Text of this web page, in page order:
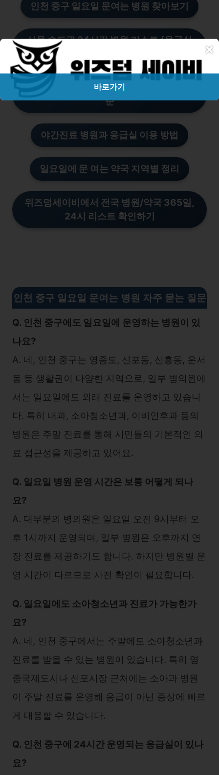
인천 중구 일요일 문여는 병원 찾아보기
서울 수도권 24시간 병원 리스트 (응급실
24시간 병원과 응급실의 차이점과 선택 기
준
야간진료 병원과 응급실 이용 방법
일요일에 문 여는 약국 지역별 정리
위즈덤세이비에서 전국 병원/약국 365일,
24시 리스트 확인하기
인천 중구 일요일 문여는 병원 자주 묻는 질문
Q. 인천 중구에도 일요일에 운영하는 병원이 있
나요?
A. 네, 인천 중구는 영종도, 신포동, 신흥동, 운서
동 등 생활권이 다양한 지역으로, 일부 병의원에
서는 일요일에도 외래 진료를 운영하고 있습니
다. 특히 내과, 소아청소년과, 이비인후과 등의
병원은 주말 진료를 통해 시민들의 기본적인 의
료 접근성을 제공하고 있어요.
Q. 일요일 병원 운영 시간은 보통 어떻게 되나
요?
A. 대부분의 병의원은 일요일 오전 9시부터 오
후 1시까지 운영되며, 일부 병원은 오후까지 연
장 진료를 제공하기도 합니다. 하지만 병원별 운
영 시간이 다르므로 사전 확인이 필요합니다.
Q. 일요일에도 소아청소년과 진료가 가능한가
요?
A. 네, 인천 중구에서는 주말에도 소아청소년과
진료를 받을 수 있는 병원이 있습니다. 특히 영
종국제도시나 신포시장 근처에는 소아과 병원
이 주말 진료를 운영해 응급이 아닌 증상에 빠르
게 대응할 수 있습니다.
Q. 인천 중구에 24시간 운영되는 응급실이 있나
요?
×
바로가기